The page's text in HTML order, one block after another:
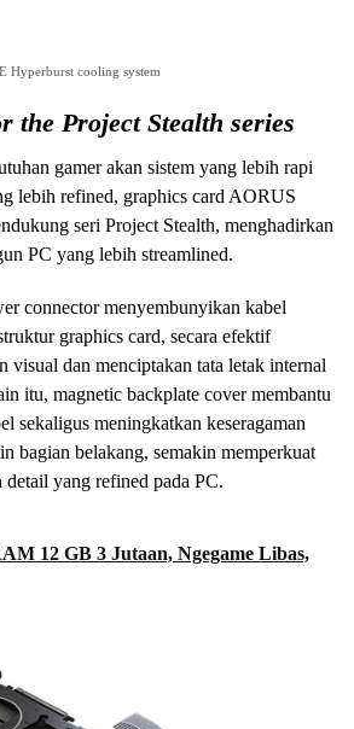
Hyperburst cooling system
the Project Stealth series
gamer akan sistem yang lebih rapi
lebih refined, graphics card AORUS
seri Project Stealth, menghadirkan
PC yang lebih streamlined.
connector menyembunyikan kabel
graphics card, secara efektif
visual dan menciptakan tata letak internal
itu, magnetic backplate cover membantu
sekaligus meningkatkan keseragaman
bagian belakang, semakin memperkuat
yang refined pada PC.
12 GB 3 Jutaan, Ngegame Libas,